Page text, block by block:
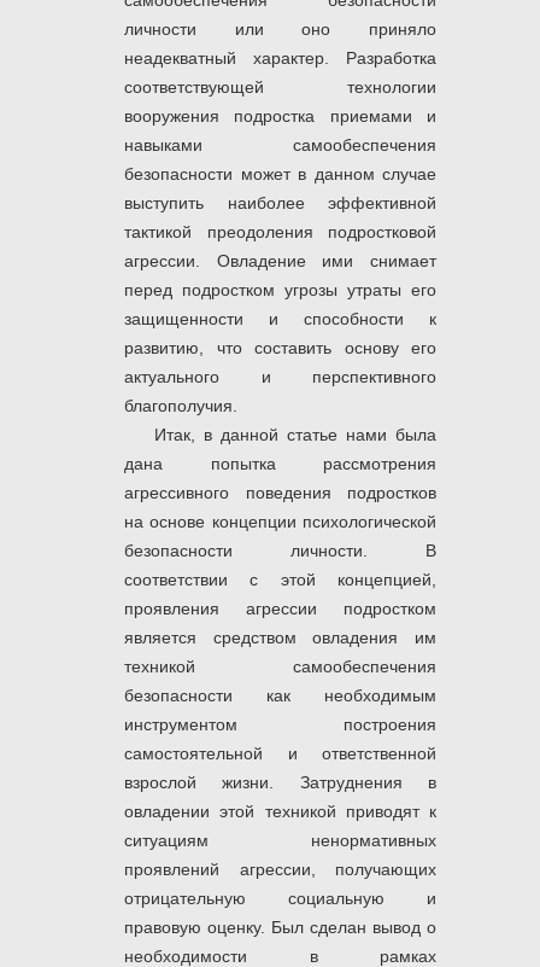
личности или оно приняло
неадекватный характер. Разработка
соответствующей технологии
вооружения подростка приемами и
навыками самообеспечения
безопасности может в данном случае
выступить наиболее эффективной
тактикой преодоления подростковой
агрессии. Овладение ими снимает
перед подростком угрозы утраты его
защищенности и способности к
развитию, что составить основу его
актуального и перспективного
благополучия.
Итак, в данной статье нами была
дана попытка рассмотрения
агрессивного поведения подростков
на основе концепции психологической
безопасности личности. В
соответствии с этой концепцией,
проявления агрессии подростком
является средством овладения им
техникой самообеспечения
безопасности как необходимым
инструментом построения
самостоятельной и ответственной
взрослой жизни. Затруднения в
овладении этой техникой приводят к
ситуациям ненормативных
проявлений агрессии, получающих
отрицательную социальную и
правовую оценку. Был сделан вывод о
необходимости в рамках